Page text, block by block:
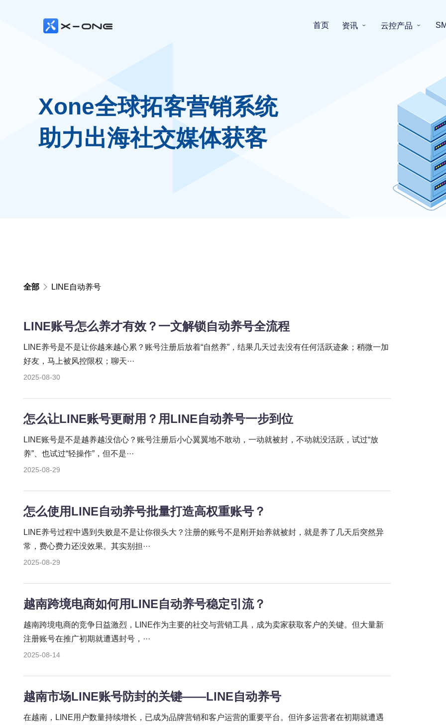
首页 资讯 云控产品
Xone全球拓客营销系统
助力出海社交媒体获客
全部 LINE自动养号
LINE账号怎么养才有效？一文解锁自动养号全流程
LINE养号是不是让你越来越心累？账号注册后放着“自然养”，结果几天过去没有任何活跃迹象；稍微一加
好友，马上被风控限权；聊天···
2025-08-30
怎么让LINE账号更耐用？用LINE自动养号一步到位
LINE账号是不是越养越没信心？账号注册后小心翼翼地不敢动，一动就被封，不动就没活跃，试过“放
养”、也试过“轻操作”，但不是···
2025-08-29
怎么使用LINE自动养号批量打造高权重账号？
LINE养号过程中遇到失败是不是让你很头大？注册的账号不是刚开始养就被封，就是养了几天后突然异
常，费心费力还没效果。其实别担···
2025-08-29
越南跨境电商如何用LINE自动养号稳定引流？
越南跨境电商的竞争日益激烈，LINE作为主要的社交与营销工具，成为卖家获取客户的关键。但大量新
注册账号在推广初期就遭遇封号，···
2025-08-14
越南市场LINE账号防封的关键——LINE自动养号
在越南，LINE用户数量持续增长，已成为品牌营销和客户运营的重要平台。但许多运营者在初期就遭遇